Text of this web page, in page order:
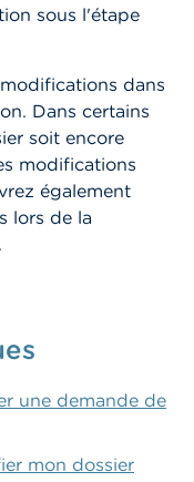
sous l'étape
dans
Dans certains
soit encore
modifications
également
lors de la
une demande de
mon dossier